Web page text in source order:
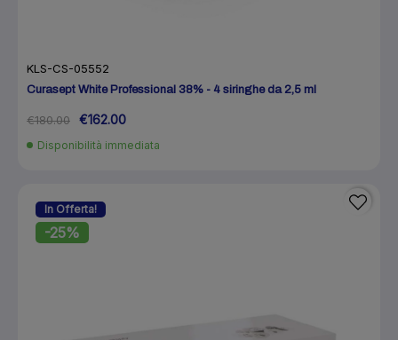
KLS-CS-05552
Curasept White Professional 38% - 4 siringhe da 2,5 ml
€180.00 €162.00
Disponibilità immediata
In Offerta!
-25%